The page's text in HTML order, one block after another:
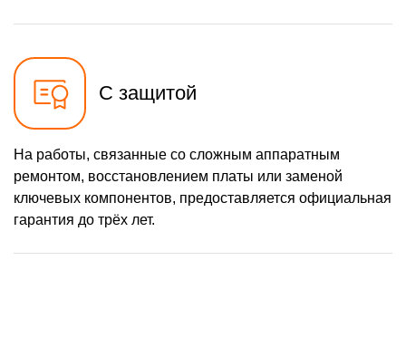
С защитой
На работы, связанные со сложным аппаратным
ремонтом, восстановлением платы или заменой
ключевых компонентов, предоставляется официальная
гарантия до трёх лет.